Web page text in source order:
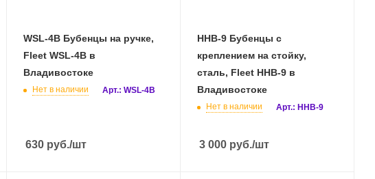
WSL-4B Бубенцы на ручке,
Fleet WSL-4B в
Владивостоке
Нет в наличии Арт.: WSL-4B
630 руб./шт
HHB-9 Бубенцы с
креплением на стойку,
сталь, Fleet HHB-9 в
Владивостоке
Нет в наличии Арт.: HHB-9
3 000 руб./шт